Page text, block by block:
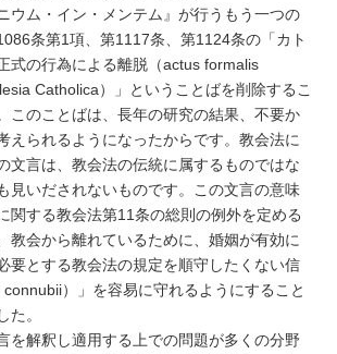
ウム・イン・メンテム』が行うもう一つの
条第1項、第1117条、第1124条の「カト
式の行為による離脱（actus formalis
Catholica）」ということばを削除するこ
このことばは、長年の研究の結果、不要か
えられるようになったからです。教会法に
文言は、教会法の伝統に属するものではな
見いだされないものです。この文言の意味
関する教会法第11条の総則の例外を定める
教会から離れているために、婚姻が有効に
要とする教会法の規定を順守したくない信
）」を容易に守れるようにすること
た。
を解釈し適用する上での問題が多くの分野